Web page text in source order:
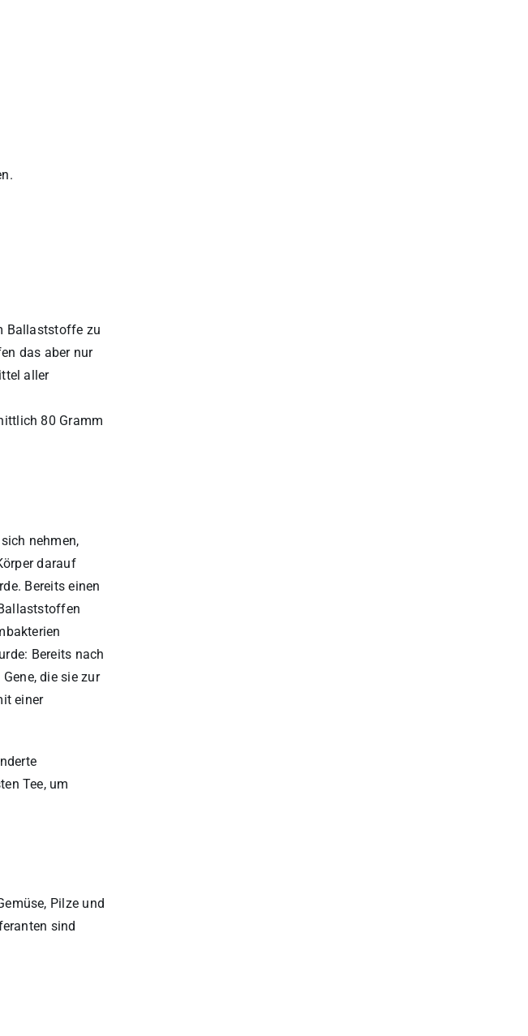
Ballaststoffe zu
das aber nur
aller
80 Gramm
nehmen,
darauf
Bereits einen
Bereits nach
die sie zur
einer
Tee, um
Pilze und
sind